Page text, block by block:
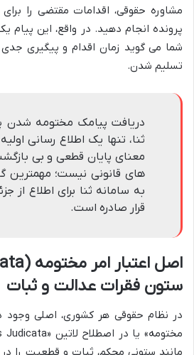
مشاوره حقوقی، اقدامات مقتضی را
پرونده انجام دهید. در واقع، این
شما می گوید زمان اقدام و پیگیری
تسلیم شدن.
دریافت پیامک مختومه شدن
ثنا، تنها یک اطلاع رسانی
معنای پایان قطعی و بی
های قانونی نیست؛ مهمترین
به سامانه ثنا برای اطلاع از
قرار صادره است.
ستون فقرات عدالت و ثبات
در نظام حقوقی هر کشوری، اصلی وجود
مانند ستونی محکم، ثبات و قطعیت را